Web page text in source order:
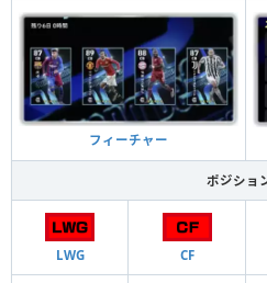
フィーチャー
ポジショ
LWG CF